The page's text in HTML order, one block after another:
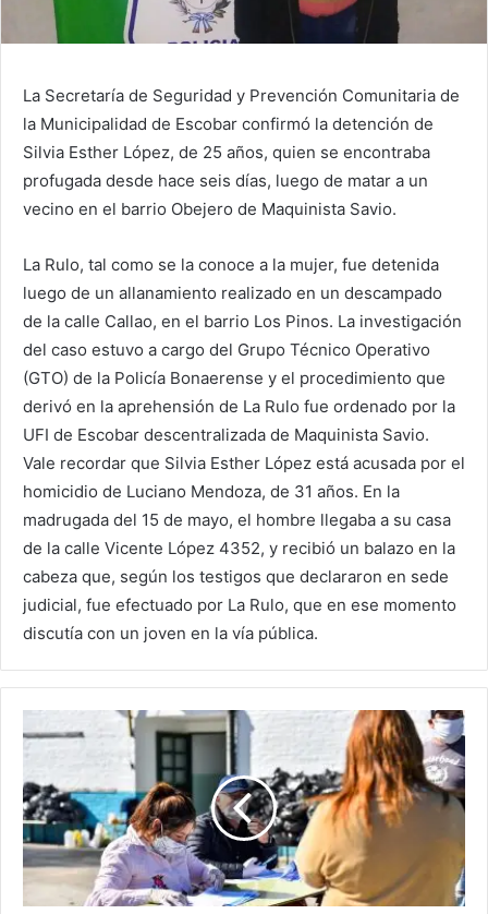
La Secretaría de Seguridad y Prevención Comunitaria de
la Municipalidad de Escobar confirmó la detención de
Silvia Esther López, de 25 años, quien se encontraba
profugada desde hace seis días, luego de matar a un
vecino en el barrio Obejero de Maquinista Savio.
La Rulo, tal como se la conoce a la mujer, fue detenida
luego de un allanamiento realizado en un descampado
de la calle Callao, en el barrio Los Pinos. La investigación
del caso estuvo a cargo del Grupo Técnico Operativo
(GTO) de la Policía Bonaerense y el procedimiento que
derivó en la aprehensión de La Rulo fue ordenado por la
UFI de Escobar descentralizada de Maquinista Savio.
Vale recordar que Silvia Esther López está acusada por el
homicidio de Luciano Mendoza, de 31 años. En la
madrugada del 15 de mayo, el hombre llegaba a su casa
de la calle Vicente López 4352, y recibió un balazo en la
cabeza que, según los testigos que declararon en sede
judicial, fue efectuado por La Rulo, que en ese momento
discutía con un joven en la vía pública.